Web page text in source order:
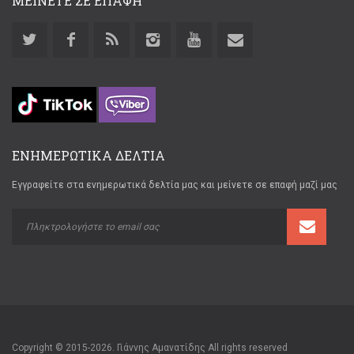
ΕΝΗΜΕΡΩΤΙΚΑ ΔΕΛΤΙΑ
Εγγραφείτε στα ενημερωτικά δελτία μας και μείνετε σε επαφή μαζί μας
Copyright © 2015-2026. Γιάννης Αμανατίδης All rights reserved